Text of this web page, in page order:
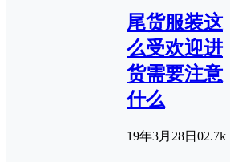
尾货服装这
么受欢迎进
货需要注意
什么
19年3月28日 02.7k